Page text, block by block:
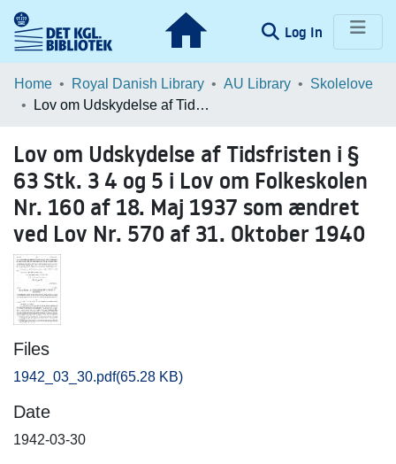
Log In (current)
Communities & Collections
Statistics
Home Royal Danish Library AU Library
Skolelove
Lov om Udskydelse af Tidsfristen i § 63 Stk. 3 4 og 5 i Lov om Folkeskolen Nr. 160 af 18. Maj 1937 som ændret ved Lov Nr. 570 af 31. Oktober 1940
Lov om Udskydelse af Tidsfristen i §
63 Stk. 3 4 og 5 i Lov om Folkeskolen
Nr. 160 af 18. Maj 1937 som ændret
ved Lov Nr. 570 af 31. Oktober 1940
Files
1942_03_30.pdf(65.28 KB)
Date
1942-03-30